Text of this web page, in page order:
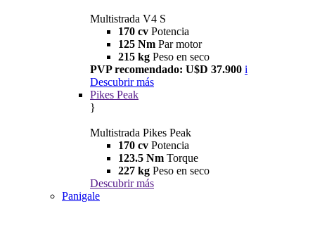
Multistrada V4 S
170 cv Potencia
125 Nm Par motor
215 kg Peso en seco
PVP recomendado: U$D 37.900 i
Descubrir más
Pikes Peak
}
Multistrada Pikes Peak
170 cv Potencia
123.5 Nm Torque
227 kg Peso en seco
Descubrir más
Panigale